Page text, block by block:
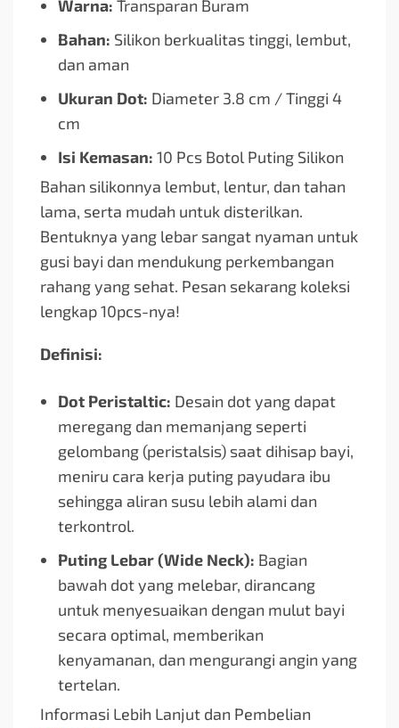
Warna: Transparan Buram
Bahan: Silikon berkualitas tinggi, lembut,
dan aman
Ukuran Dot: Diameter 3.8 cm / Tinggi 4
cm
Isi Kemasan: 10 Pcs Botol Puting Silikon
Bahan silikonnya lembut, lentur, dan tahan
lama, serta mudah untuk disterilkan.
Bentuknya yang lebar sangat nyaman untuk
gusi bayi dan mendukung perkembangan
rahang yang sehat. Pesan sekarang koleksi
lengkap 10pcs-nya!
Definisi:
Dot Peristaltic: Desain dot yang dapat
meregang dan memanjang seperti
gelombang (peristalsis) saat dihisap bayi,
meniru cara kerja puting payudara ibu
sehingga aliran susu lebih alami dan
terkontrol.
Puting Lebar (Wide Neck): Bagian
bawah dot yang melebar, dirancang
untuk menyesuaikan dengan mulut bayi
secara optimal, memberikan
kenyamanan, dan mengurangi angin yang
tertelan.
Informasi Lebih Lanjut dan Pembelian